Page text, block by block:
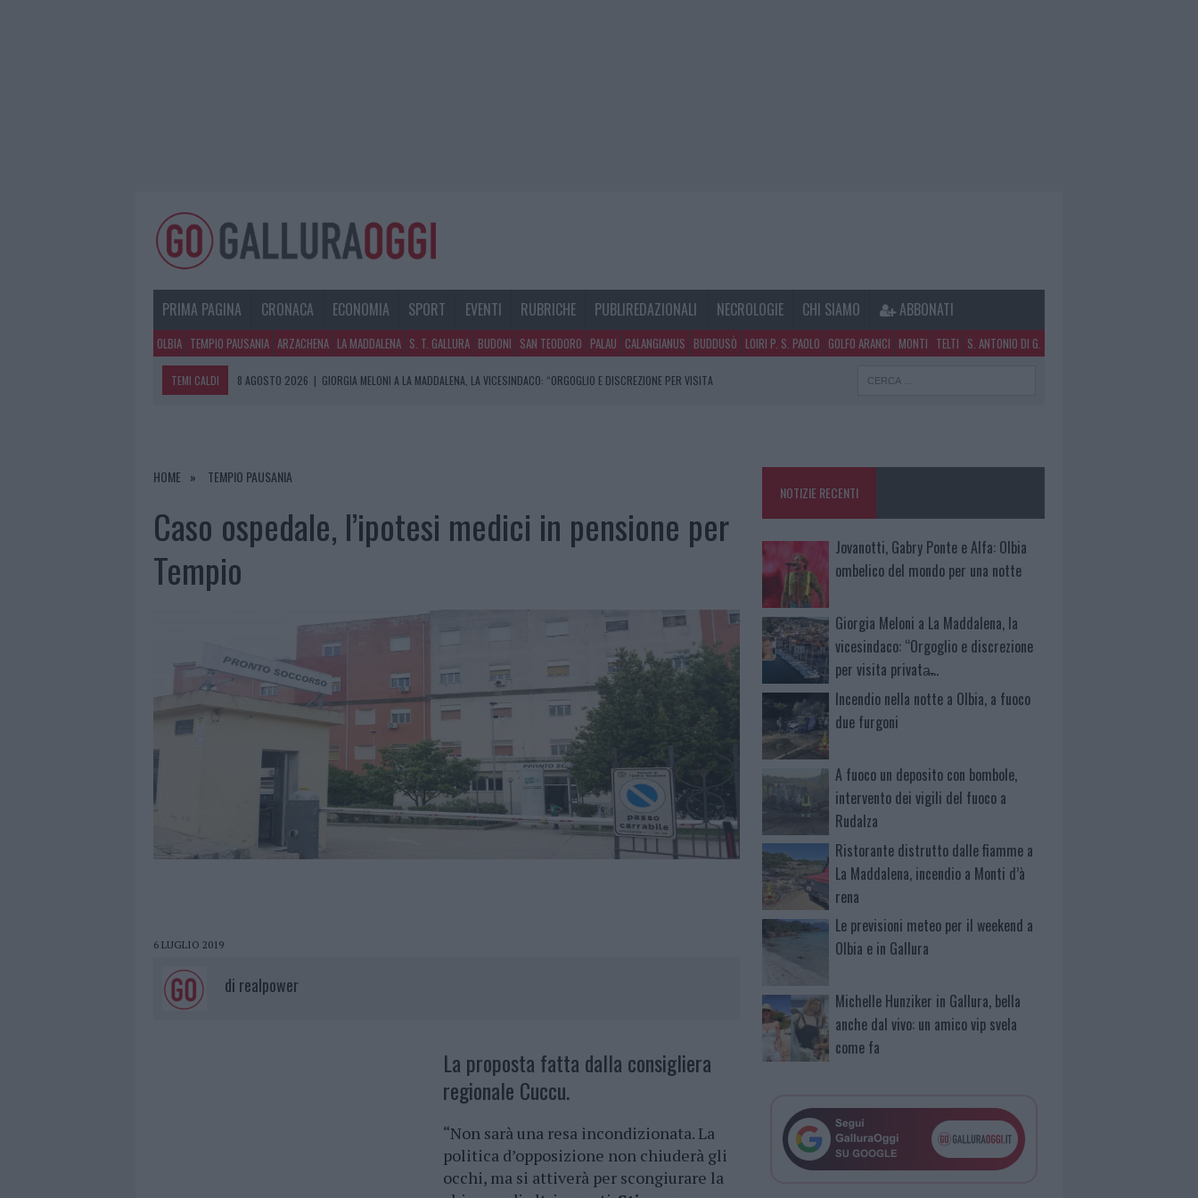
PRIMA PAGINA CRONACA ECONOMIA SPORT EVENTI RUBRICHE PUBLIREDAZIONALI NECROLOGIE CHI SIAMO ABBONATI
OLBIA TEMPIO PAUSANIA ARZACHENA LA MADDALENA S. T. GALLURA BUDONI SAN TEODORO PALAU CALANGIANUS BUDDUSÒ LOIRI P. S. PAOLO GOLFO ARANCI MONTI TELTI S. ANTONIO DI G.
TEMI CALDI 8 AGOSTO 2026 | GIORGIA MELONI A LA MADDALENA, LA VICESINDACO: “ORGOGLIO E DISCREZIONE PER VISITA
8 AGOSTO 2026 | A FUOCO UN DEPOSITO CON BOMBOLE, INTERVENTO DEI VIGILI DEL FUOCO A RUDALZA
8 AGOSTO 2026
JOVANOTTI, GABRY PONTE E ALFA: OLBIA OMBELICO DEL MONDO PER UNA NOTTE
HOME TEMPIO PAUSANIA
Caso ospedale, l’ipotesi medici in pensione per
Tempio
6 LUGLIO 2019
di realpower
La proposta fatta dalla consigliera
regionale Cuccu.
“Non sarà una resa incondizionata. La
politica d’opposizione non chiuderà gli
occhi, ma si attiverà per scongiurare la
NOTIZIE RECENTI
Jovanotti, Gabry Ponte e Alfa: Olbia
ombelico del mondo per una notte
Giorgia Meloni a La Maddalena, la
vicesindaco: “Orgoglio e discrezione
per visita privata̶…
Incendio nella notte a Olbia, a fuoco
due furgoni
A fuoco un deposito con bombole,
intervento dei vigili del fuoco a
Rudalza
Ristorante distrutto dalle fiamme a
La Maddalena, incendio a Monti d’à
rena
Le previsioni meteo per il weekend a
Olbia e in Gallura
Michelle Hunziker in Gallura, bella
anche dal vivo: un amico vip svela
come fa